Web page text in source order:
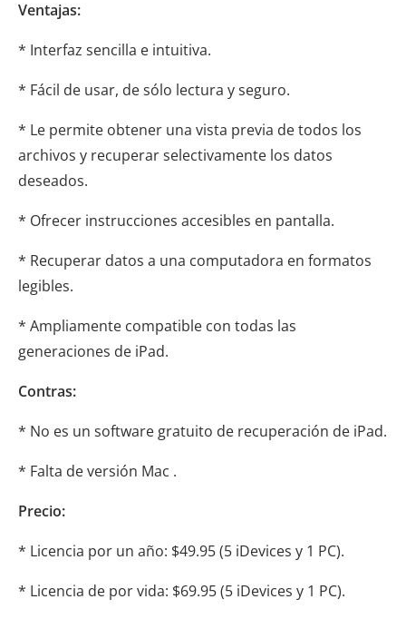
Ventajas:
* Interfaz sencilla e intuitiva.
* Fácil de usar, de sólo lectura y seguro.
* Le permite obtener una vista previa de todos los
archivos y recuperar selectivamente los datos
deseados.
* Ofrecer instrucciones accesibles en pantalla.
* Recuperar datos a una computadora en formatos
legibles.
* Ampliamente compatible con todas las
generaciones de iPad.
Contras:
* No es un software gratuito de recuperación de iPad.
* Falta de versión Mac .
Precio:
* Licencia por un año: $49.95 (5 iDevices y 1 PC).
* Licencia de por vida: $69.95 (5 iDevices y 1 PC).